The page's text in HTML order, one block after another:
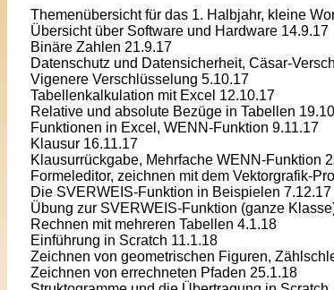
Themenübersicht für das 1. Halbjahr, kleine
Übersicht über Software und Hardware 14.9.17
Binäre Zahlen 21.9.17
Datenschutz und Datensicherheit, Cäsar-
Vigenere Verschlüsselung 5.10.17
Tabellenkalkulation mit Excel 12.10.17
Relative und absolute Bezüge in Tabellen
Funktionen in Excel, WENN-Funktion 9.11.17
Klausur 16.11.17
Klausurrückgabe, Mehrfache WENN-Funktion
Formeleditor, zeichnen mit dem Vektorgrafik-
Die SVERWEIS-Funktion in Beispielen 7.12.17
Übung zur SVERWEIS-Funktion (ganze
Rechnen mit mehreren Tabellen 4.1.18
Einführung in Scratch 11.1.18
Zeichnen von geometrischen Figuren,
Zeichnen von errechneten Pfaden 25.1.18